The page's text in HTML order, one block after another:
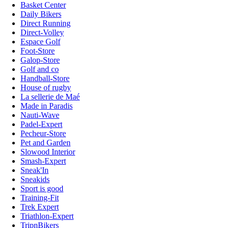
Basket Center
Daily Bikers
Direct Running
Direct-Volley
Espace Golf
Foot-Store
Galop-Store
Golf and co
Handball-Store
House of rugby
La sellerie de Maé
Made in Paradis
Nauti-Wave
Padel-Expert
Pecheur-Store
Pet and Garden
Slowood Interior
Smash-Expert
Sneak'In
Sneakids
Sport is good
Training-Fit
Trek Expert
Triathlon-Expert
TripnBikers